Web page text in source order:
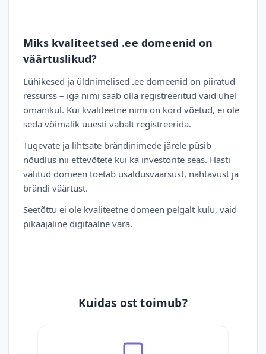
Miks kvaliteetsed .ee domeenid on
väärtuslikud?
Lühikesed ja üldnimelised .ee domeenid on piiratud
ressurss – iga nimi saab olla registreeritud vaid ühel
omanikul. Kui kvaliteetne nimi on kord võetud, ei ole
seda võimalik uuesti vabalt registreerida.
Tugevate ja lihtsate brändinimede järele püsib
nõudlus nii ettevõtete kui ka investorite seas. Hästi
valitud domeen toetab usaldusväärsust, nähtavust ja
brändi väärtust.
Seetõttu ei ole kvaliteetne domeen pelgalt kulu, vaid
pikaajaline digitaalne vara.
Kuidas ost toimub?